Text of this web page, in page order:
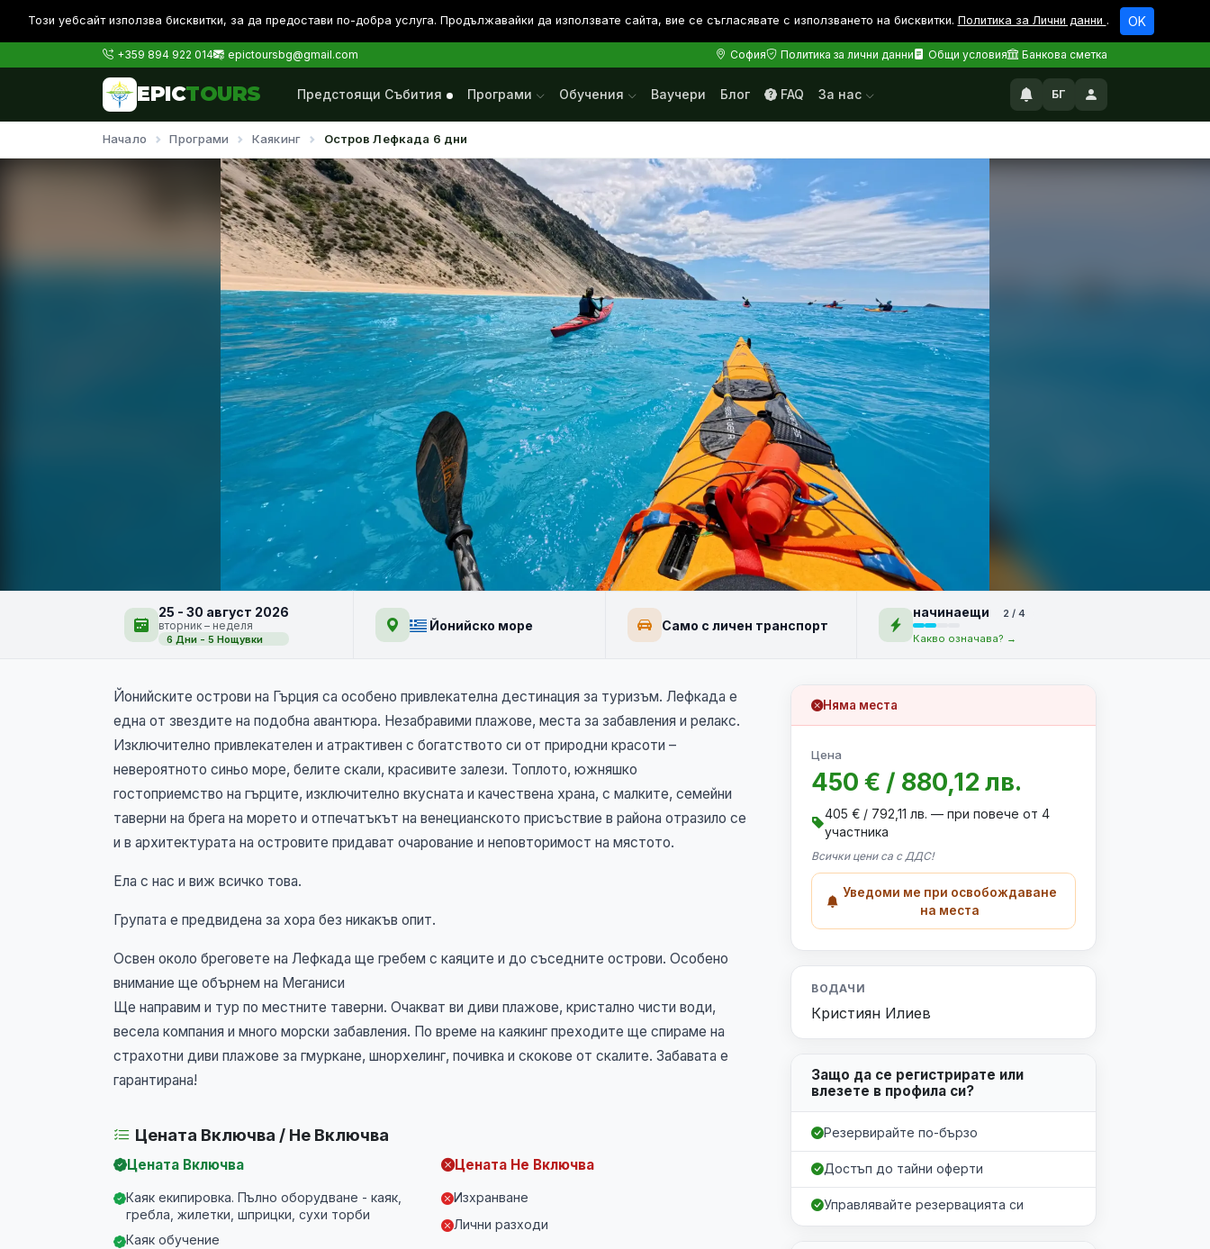
Този уебсайт използва бисквитки, за да предостави по-дoбра услуга. Продължавайки да използвате сайта, вие се съгласявате с използването на бисквитки. Политика за Лични данни . OK
+359 894 922 014 epictoursbg@gmail.com София Политика за лични данни Общи условия Банкова сметка
EPICTOURS Предстоящи Събития Програми Обучения Ваучери Блог FAQ За нас БГ
Начало Програми Каякинг Остров Лефкада 6 дни
Остров Лефкада 6 дни +4
25 - 30 август 2026
вторник – неделя
6 Дни - 5 Нощувки
Йонийско море Само с личен транспорт
начинаещи
2 / 4
Какво означава? →
Йонийските острови на Гърция са особено привлекателна дестинация за туризъм. Лефкада е
една от звездите на подобна авантюра. Незабравими плажове, места за забавления и релакс.
Изключително привлекателен и атрактивен с богатството си от природни красоти –
невероятното синьо море, белите скали, красивите залези. Топлото, южняшко
гостоприемство на гърците, изключително вкусната и качествена храна, с малките, семейни
таверни на брега на морето и отпечатъкът на венецианското присъствие в района отразило се
и в архитектурата на островите придават очарование и неповторимост на мястото.
Ела с нас и виж всичко това.
Групата е предвидена за хора без никакъв опит.
Освен около бреговете на Лефкада ще гребем с каяците и до съседните острови. Особено
внимание ще обърнем на Меганиси
Ще направим и тур по местните таверни. Очакват ви диви плажове, кристално чисти води,
весела компания и много морски забавления. По време на каякинг преходите ще спираме на
страхотни диви плажове за гмуркане, шнорхелинг, почивка и скокове от скалите. Забавата е
гарантирана!
Цената Включва / Не Включва
Цената Включва
Каяк екипировка. Пълно оборудване - каяк,
гребла, жилетки, шприцки, сухи торби
Каяк обучение
Цената Не Включва
Изхранване
Лични разходи
Няма места
Цена
450 € / 880,12 лв.
405 € / 792,11 лв. — при повече от 4
участника
Всички цени са с ДДС!
Уведоми ме при освобождаване
на места
Уведоми ме
ВОДАЧИ
Кристиян Илиев
Защо да се регистрирате или
влезете в профила си?
Резервирайте по-бързо
Достъп до тайни оферти
Управлявайте резервацията си